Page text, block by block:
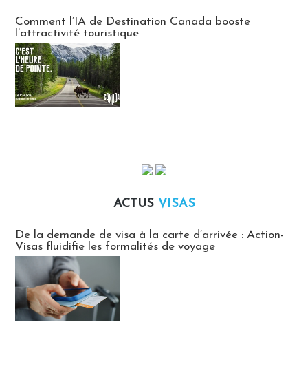
Comment l’IA de Destination Canada booste
l’attractivité touristique
ACTUS VISAS
De la demande de visa à la carte d’arrivée : Action-
Visas fluidifie les formalités de voyage